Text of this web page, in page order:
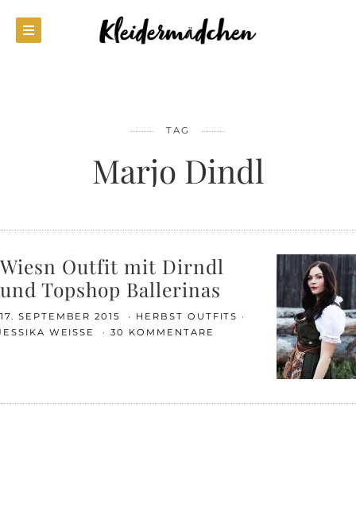
TAG
Marjo Dindl
Wiesn Outfit mit Dirndl
und Topshop Ballerinas
17. SEPTEMBER 2015
HERBST OUTFITS
WEISSE
30 KOMMENTARE